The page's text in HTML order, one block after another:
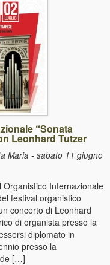
“Sonata
Leonhard Tutzer
Maria - sabato 11 giugno
Organistico Internazionale
festival organistico
concerto di Leonhard
di organista presso la
diplomato in
presso la
[…]